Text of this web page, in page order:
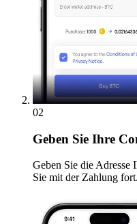
02
Geben Sie Ihre
Geben Sie die Adresse
Sie mit der Zahlung fort.